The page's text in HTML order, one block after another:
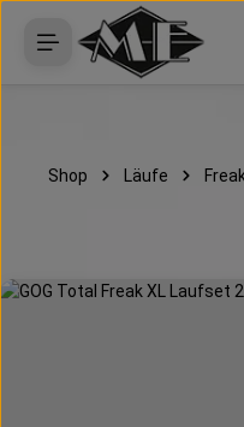
Zum Hauptinhalt springen
Shop Läufe
Bildergalerie überspringen